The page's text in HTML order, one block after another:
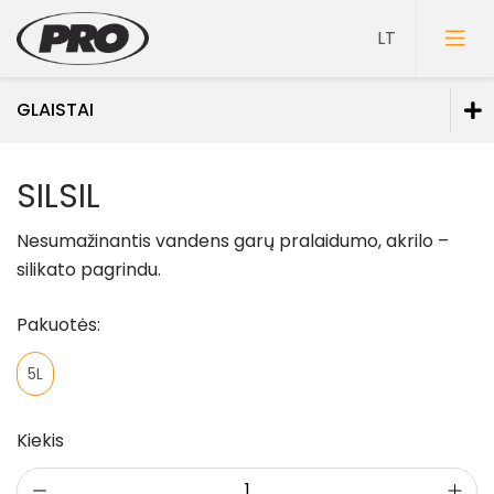
GLAISTAI
Gruntai
Glaistai
Glaistai medienai
Lakai
SILSIL
Nesumažinantis vandens garų pralaidumo, akrilo –
silikato pagrindu.
Pakuotės:
5L
Kiekis